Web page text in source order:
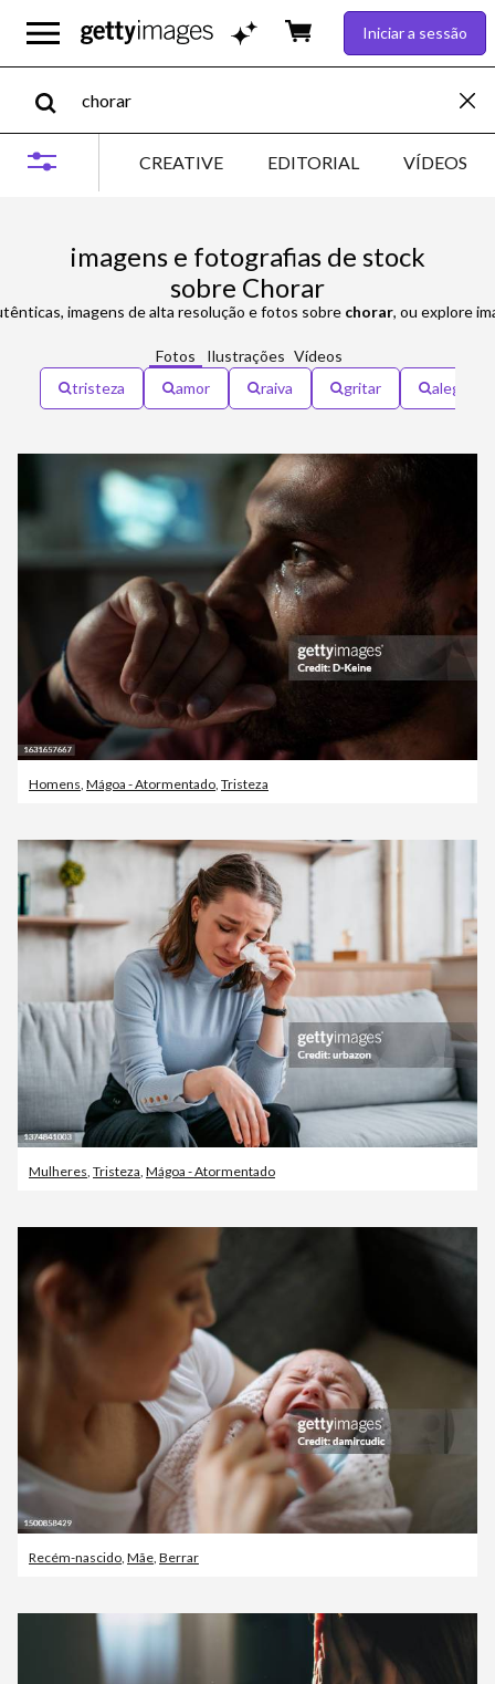
Iniciar a sessão
CREATIVE EDITORIAL VÍDEOS
imagens e fotografias de stock
sobre Chorar
imagens de alta resolução e fotos sobre chorar, ou explore
Fotos Ilustrações Vídeos
tristeza
amor raiva gritar alegria
Homens, Mágoa - Atormentado, Tristeza
Mulheres Tristeza Mágoa - Atormentado
Recém-nascido Mãe Berrar